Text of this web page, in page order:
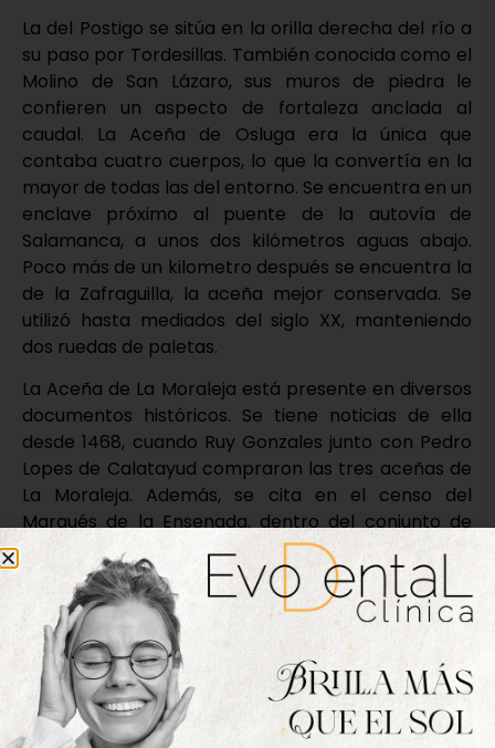
La del Postigo se sitúa en la orilla derecha del río a
su paso por Tordesillas. También conocida como el
Molino de San Lázaro, sus muros de piedra le
confieren un aspecto de fortaleza anclada al
caudal. La Aceña de Osluga era la única que
contaba cuatro cuerpos, lo que la convertía en la
mayor de todas las del entorno. Se encuentra en un
enclave próximo al puente de la autovía de
Salamanca, a unos dos kilómetros aguas abajo.
Poco más de un kilometro después se encuentra la
de la Zafraguilla, la aceña mejor conservada. Se
utilizó hasta mediados del siglo XX, manteniendo
dos ruedas de paletas.
La Aceña de La Moraleja está presente en diversos
documentos históricos. Se tiene noticias de ella
desde 1468, cuando Ruy Gonzales junto con Pedro
Lopes de Calatayud compraron las tres aceñas de
La Moraleja. Además, se cita en el censo del
Marqués de la Ensenada, dentro del conjunto de
molinos y artefactos a los que este hace
referencia. Su importancia y cotización queda
demostrada, ya que, en 1474, el almirante de
Castilla la vende por 1.125.000 maravedís, cuando
seis años antes había sido adquirida por 770.000, lo
cual prueba la enorme revalorización de la
industria molinera, que era ya objeto de rentables
operaciones especulativas en el siglo XV.